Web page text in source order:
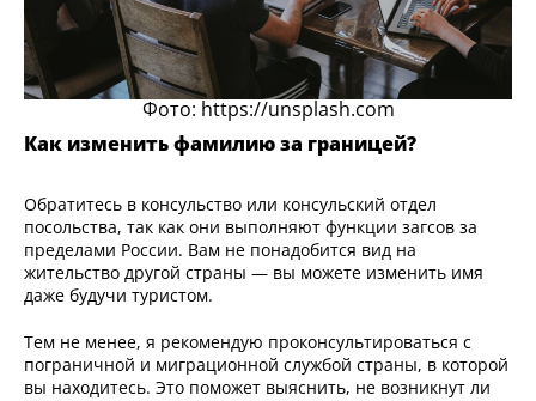
Фото: https://unsplash.com
Как изменить фамилию за границей?
Обратитесь в консульство или консульский отдел
посольства, так как они выполняют функции загсов за
пределами России. Вам не понадобится вид на
жительство другой страны — вы можете изменить имя
даже будучи туристом.
Тем не менее, я рекомендую проконсультироваться с
пограничной и миграционной службой страны, в которой
вы находитесь. Это поможет выяснить, не возникнут ли